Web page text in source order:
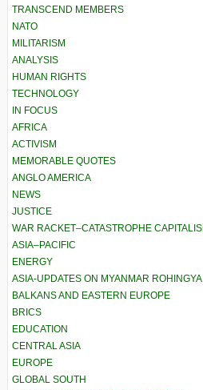
TRANSCEND MEMBERS
NATO
MILITARISM
ANALYSIS
HUMAN RIGHTS
TECHNOLOGY
IN FOCUS
AFRICA
ACTIVISM
MEMORABLE QUOTES
ANGLO AMERICA
NEWS
JUSTICE
WAR RACKET–CATASTROPHE
ASIA–PACIFIC
ENERGY
ASIA-UPDATES ON MYANMAR
BALKANS AND EASTERN EUROPE
BRICS
EDUCATION
CENTRAL ASIA
EUROPE
GLOBAL SOUTH